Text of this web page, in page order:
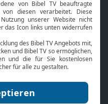
Service
Kontakt
TV-Empfang